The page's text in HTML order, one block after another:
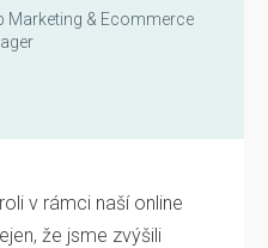
Marketing & Ecommerce
v rámci naší online
že jsme zvýšili